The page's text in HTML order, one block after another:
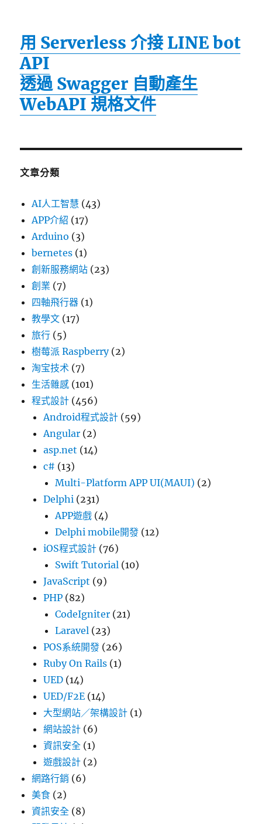
用 Serverless 介接 LINE bot
API
透過 Swagger 自動產生
WebAPI 規格文件
文章分類
AI人工智慧 (43)
APP介紹 (17)
Arduino (3)
bernetes (1)
創新服務網站 (23)
創業 (7)
四軸飛行器 (1)
教學文 (17)
旅行 (5)
樹莓派 Raspberry(2)
淘宝技术 (7)
生活雜感 (101)
程式設計 (456)
Android程式設計 (59)
Angular (2)
asp.net (14)
c# (13)
Multi-Platform APP UI(MAUI) (2)
Delphi (231)
APP遊戲 (4)
Delphi mobile開發 (12)
iOS程式設計 (76)
Swift Tutorial (10)
JavaScript (9)
PHP (82)
CodeIgniter (21)
Laravel (23)
POS系統開發 (26)
Ruby On Rails (1)
UED (14)
UED/F2E (14)
大型網站／架構設計 (1)
網站設計 (6)
資訊安全 (1)
遊戲設計 (2)
網路行銷 (6)
美食 (2)
資訊安全 (8)